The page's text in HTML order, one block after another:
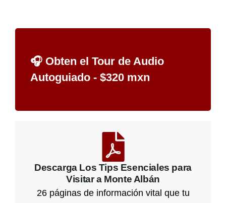
🎧 Obten el Tour de Audio
Autoguiado - $320 mxn
Descarga Los Tips Esenciales para
Visitar a Monte Albán
26 páginas de información vital que tu